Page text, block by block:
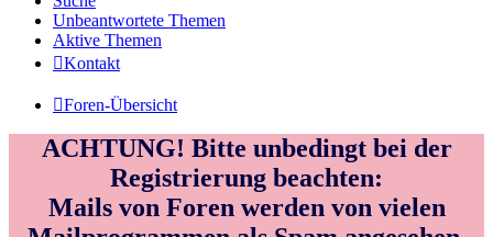
Unbeantwortete Themen
Aktive Themen
Kontakt
Foren-Übersicht
ACHTUNG! Bitte unbedingt bei der
Registrierung beachten:
Mails von Foren werden von vielen